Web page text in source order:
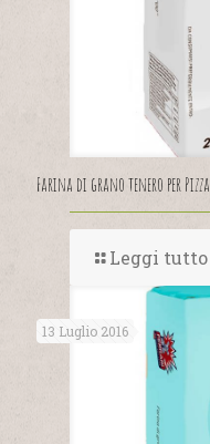
Farina di grano tenero per Pizza
Leggi tutto
13 Luglio 2016